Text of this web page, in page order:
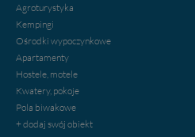
Agroturystyka
Kempingi
Ośrodki wypoczynkowe
Apartamenty
Hostele, motele
Kwatery, pokoje
Pola biwakowe
+ dodaj swój obiekt